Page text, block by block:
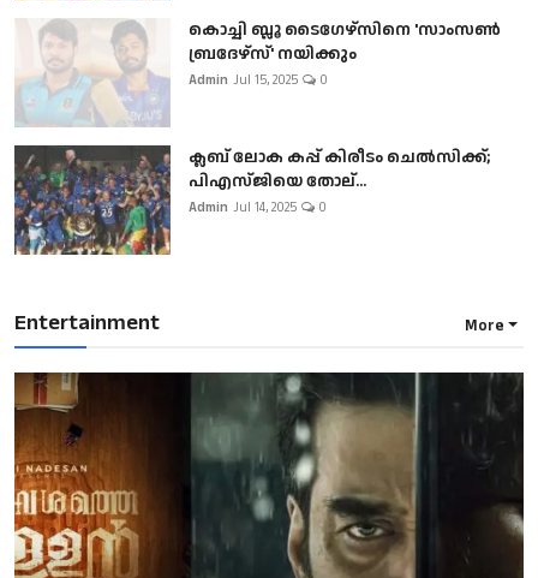
കൊച്ചി ബ്ലൂ ടൈഗേഴ്സിനെ 'സാംസൺ
ബ്രദേഴ്സ്' നയിക്കും
Admin Jul 15, 2025 0
ക്ലബ് ലോക കപ്പ് കിരീടം ചെല്‍സിക്ക്;
പിഎസ്ജിയെ തോല്...
Admin Jul 14, 2025 0
Entertainment More